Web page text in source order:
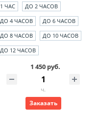
1 ЧАС
ДО 2 ЧАСОВ
ДО 4 ЧАСОВ
ДО 6 ЧАСОВ
ДО 8 ЧАСОВ
ДО 10 ЧАСОВ
ДО 12 ЧАСОВ
1 450 руб.
ч.
Заказать